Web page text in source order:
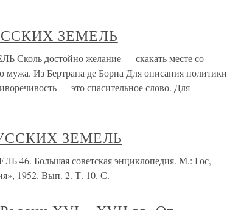
ЗЕМЕЛЬ
достойно желание — скакать месте со
мужа. Из Бертрана де Борна Для описания политики
— это спасительное слово. Для
ЗЕМЕЛЬ
Большая советская энциклопедия. М.: Гос,
1952. Вып. 2. Т. 10. С.